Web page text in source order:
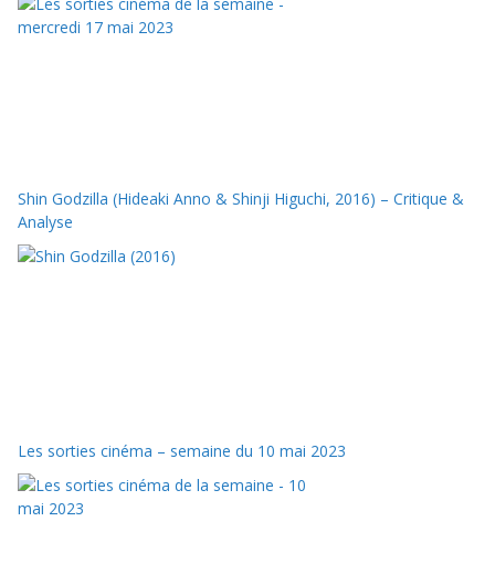
Shin Godzilla (Hideaki Anno & Shinji Higuchi, 2016) – Critique &
Analyse
Les sorties cinéma – semaine du 10 mai 2023